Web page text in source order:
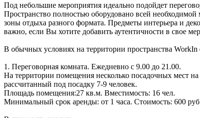
Под небольшие мероприятия идеально подойдет
Пространство полностью оборудовано всей
зоны отдыха разного формата. Предметы интерьера и
важно, если Вы хотите добавить аутентичности в свое
В обычных условиях на территории пространства
1. Переговорная комната. Ежедневно с 9.00 до 21.00.
На территории помещения несколько посадочных мест
рассчитанный под посадку 7-9 человек.
Площадь помещения:27 кв.м. Вместимость: 16 чел.
Минимальный срок аренды: от 1 часа. Стоимость: 600